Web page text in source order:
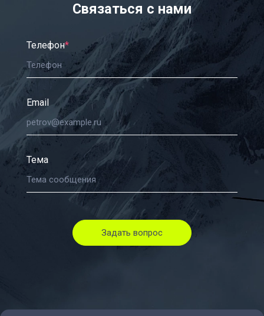
Связаться с нами
Телефон*
Email
Тема
Задать вопрос